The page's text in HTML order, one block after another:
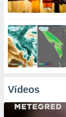
Vídeos